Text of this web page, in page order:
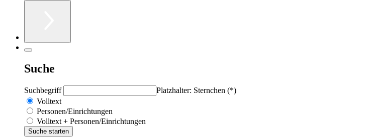
Suche
Suchbegriff
Platzhalter: Sternchen (*)
Volltext
Personen/Einrichtungen
Volltext + Personen/Einrichtungen